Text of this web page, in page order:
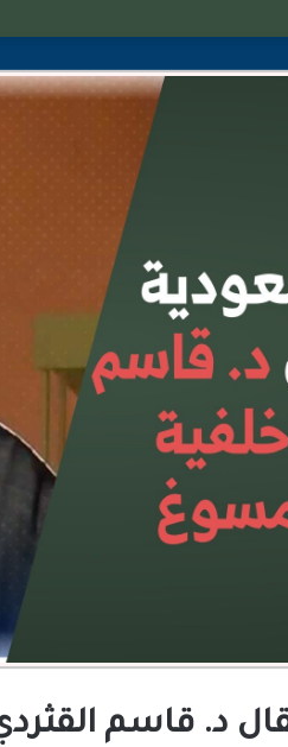
د. قاسم